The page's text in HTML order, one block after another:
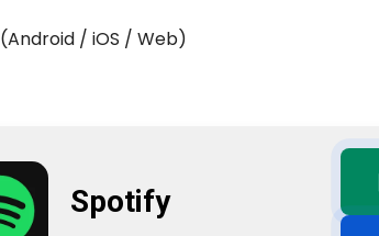
(Android / iOS / Web)
Spotify